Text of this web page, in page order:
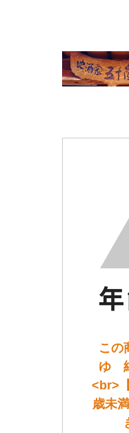
この
ゆ
<br>
歳未